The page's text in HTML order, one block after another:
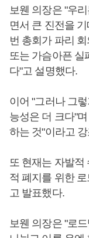
보웬 의장은 "우
면서 큰 진전을
번 총회가 파리
또는 가슴아픈 실
다"고 설명했다.
이어 "그러나 그
능성은 더 크다"
하는 것"이라고
또 현재는 자발적
적 폐지를 위한
고 발표했다.
보웬 의장은 "로